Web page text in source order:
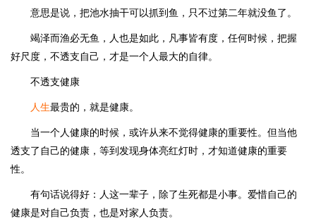
意思是说，把池水抽干可以抓到鱼，只不过第二年就没鱼了。
竭泽而渔必无鱼，人也是如此，凡事皆有度，任何时候，把握
好尺度，不透支自己，才是一个人最大的自律。
不透支健康
人生最贵的，就是健康。
当一个人健康的时候，或许从来不觉得健康的重要性。但当他
透支了自己的健康，等到发现身体亮红灯时，才知道健康的重要
性。
有句话说得好：人这一辈子，除了生死都是小事。爱惜自己的
健康是对自己负责，也是对家人负责。